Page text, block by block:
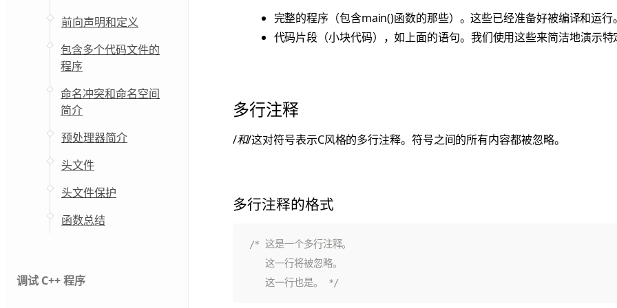
前向声明和定义
包含多个代码文件的
程序
命名冲突和命名空间
简介
预处理器简介
头文件
头文件保护
函数总结
调试 C++ 程序
完整的程序（包含main()函数的那些）。这些已经准备好被编译和运行。
代码片段（小块代码），如上面的语句。我们使用这些来简洁地演示特
多行注释
/和/这对符号表示C风格的多行注释。符号之间的所有内容都被忽略。
多行注释的格式
   这一行也是。 */